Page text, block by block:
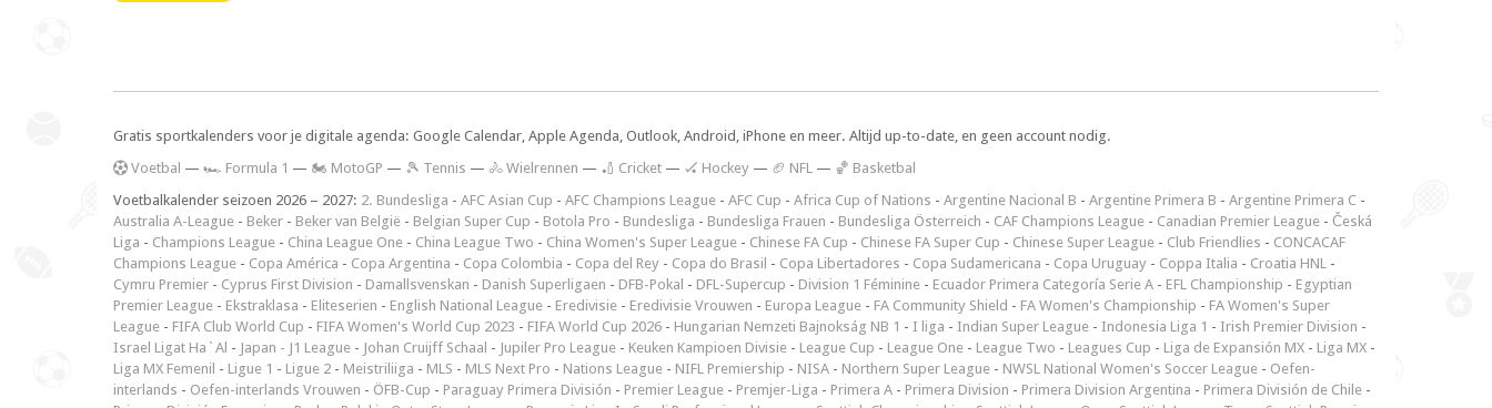
Gratis sportkalenders voor je digitale agenda: Google Calendar, Apple Agenda, Outlook, Android, iPhone en meer. Altijd up-to-date, en geen account nodig.
Voetbal — 🏎️ Formula 1 — 🏍 MotoGP — 🎾 Tennis — 🚴 Wielrennen — 🏏 Cricket — 🏑 Hockey — 🏈 NFL — 🏀 Basketbal
Voetbalkalender seizoen 2026 – 2027: 2. Bundesliga - AFC Asian Cup - AFC Champions League - AFC Cup - Africa Cup of Nations - Argentine Nacional B - Argentine Primera B - Argentine Primera C -
Australia A-League - Beker - Beker van België - Belgian Super Cup - Botola Pro - Bundesliga - Bundesliga Frauen - Bundesliga Österreich - CAF Champions League - Canadian Premier League - Česká
Liga - Champions League - China League One - China League Two - China Women's Super League - Chinese FA Cup - Chinese FA Super Cup - Chinese Super League - Club Friendlies - CONCACAF
Champions League - Copa América - Copa Argentina - Copa Colombia - Copa del Rey - Copa do Brasil - Copa Libertadores - Copa Sudamericana - Copa Uruguay - Coppa Italia - Croatia HNL -
Cymru Premier - Cyprus First Division - Damallsvenskan - Danish Superligaen - DFB-Pokal - DFL-Supercup - Division 1 Féminine - Ecuador Primera Categoría Serie A - EFL Championship - Egyptian
Premier League - Ekstraklasa - Eliteserien - English National League - Eredivisie - Eredivisie Vrouwen - Europa League - FA Community Shield - FA Women's Championship - FA Women's Super
League - FIFA Club World Cup - FIFA Women's World Cup 2023 - FIFA World Cup 2026 - Hungarian Nemzeti Bajnokság NB 1 - I liga - Indian Super League - Indonesia Liga 1 - Irish Premier Division -
Israel Ligat Ha`Al - Japan - J1 League - Johan Cruijff Schaal - Jupiler Pro League - Keuken Kampioen Divisie - League Cup - League One - League Two - Leagues Cup - Liga de Expansión MX - Liga MX -
Liga MX Femenil - Ligue 1 - Ligue 2 - Meistriliiga - MLS - MLS Next Pro - Nations League - NIFL Premiership - NISA - Northern Super League - NWSL National Women's Soccer League - Oefen-
interlands - Oefen-interlands Vrouwen - ÖFB-Cup - Paraguay Primera División - Premier League - Premjer-Liga - Primera A - Primera Division - Primera Division Argentina - Primera División de Chile -